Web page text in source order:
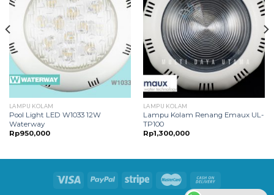
LAMPU KOLAM
Pool Light LED W1033 12W
Waterway
Rp950,000
LAMPU KOLAM
Lampu Kolam Renang Emaux UL-
TP100
Rp1,300,000